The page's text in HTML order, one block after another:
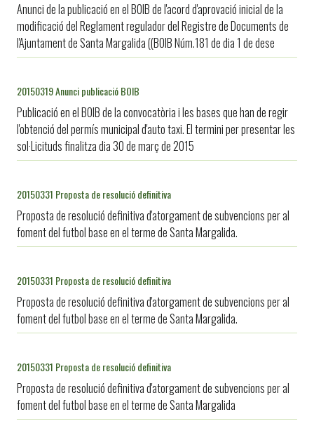
Anunci de la publicació en el BOIB de l'acord d'aprovació inicial de la
modificació del Reglament regulador del Registre de Documents de
l'Ajuntament de Santa Margalida ((BOIB Núm.181 de dia 1 de dese
20150319 Anunci publicació BOIB
Publicació en el BOIB de la convocatòria i les bases que han de regir
l'obtenció del permís municipal d'auto taxi. El termini per presentar les
sol·Licituds finalitza dia 30 de març de 2015
20150331 Proposta de resolució definitiva
Proposta de resolució definitiva d'atorgament de subvencions per al
foment del futbol base en el terme de Santa Margalida.
20150331 Proposta de resolució definitiva
Proposta de resolució definitiva d'atorgament de subvencions per al
foment del futbol base en el terme de Santa Margalida.
20150331 Proposta de resolució definitiva
Proposta de resolució definitiva d'atorgament de subvencions per al
foment del futbol base en el terme de Santa Margalida